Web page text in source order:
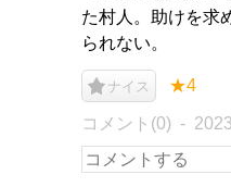
た村人。助けを求
られない。
ナイス ★4
コメント(0)